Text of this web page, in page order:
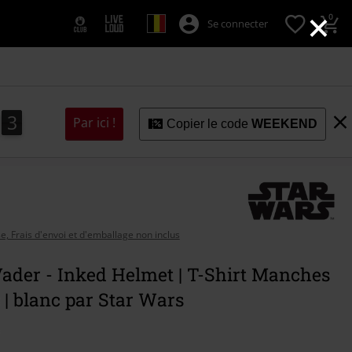
×
Se connecter 0
1
2
1
3
2 Par ici ! Copier le codeWEEKEND
Frais d'envoi et d'emballage non inclus
- Inked Helmet | T-Shirt Manches
blanc par Star Wars